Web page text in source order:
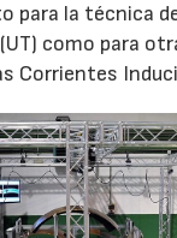
para la técnica
como para
Corrientes